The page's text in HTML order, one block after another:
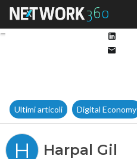
Ultimi articoli Digital Economy
H Harpal Gil